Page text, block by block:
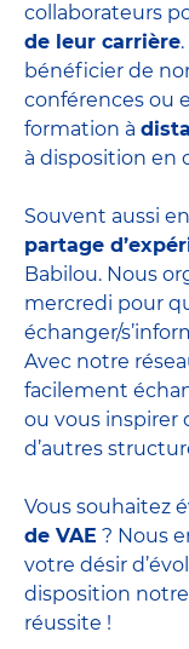
collaborateurs
de leur carrière
bénéficier de
conférences ou
formation à
à disposition en
Souvent aussi
partage
Babilou. Nous
mercredi pour
échanger/
Avec notre
facilement
ou vous inspirer
d’autres
Vous souhaitez
de VAE ? Nous
votre désir
disposition
réussite !